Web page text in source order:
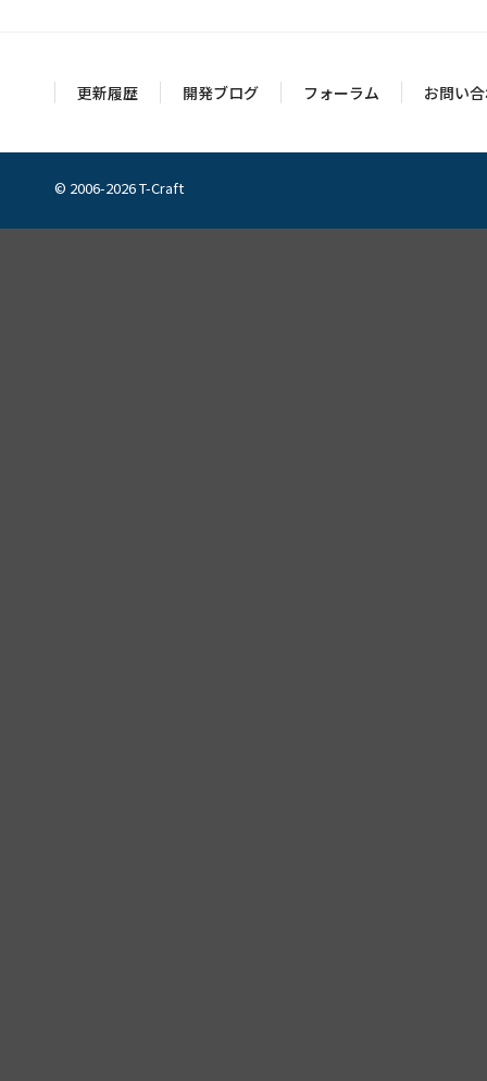
更新履歴 開発ブログ フォーラム お問い
© 2006-2026 T-Craft